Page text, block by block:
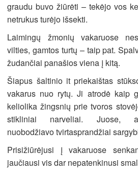
graudu buvo žiūrėti – tekėjo vos
netrukus turėjo išsekti.
Laimingų žmonių vakaruose
vilties, gamtos turtų – taip pat.
žudančiai panašios viena į kitą.
Šiapus šaltinio it priekaištas
vakarus nuo rytų. Ji atrodė kaip
keliolika žingsnių prie tvoros
stikliniai narveliai. Juose,
nuobodžiavo tvirtasprandžiai
Prisižiūrėjusi į vakaruose
jaučiausi vis dar nepatenkinusi